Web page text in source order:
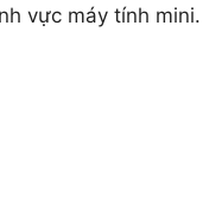
vực máy tính mini.